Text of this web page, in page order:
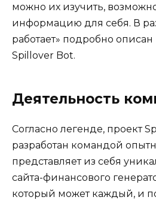
можно их изучить,
информацию для себя. В
работает» подробно
Spillover Bot.
Деятельность
Согласно легенде, проект
разработан командой
представляет из себя
сайта-финансового
который может каждый, и